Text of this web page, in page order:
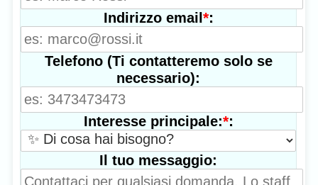
Indirizzo email *:
Telefono (Ti contatteremo solo se
necessario):
Interesse principale:*:
Il tuo messaggio: